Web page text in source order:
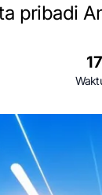
pribadi